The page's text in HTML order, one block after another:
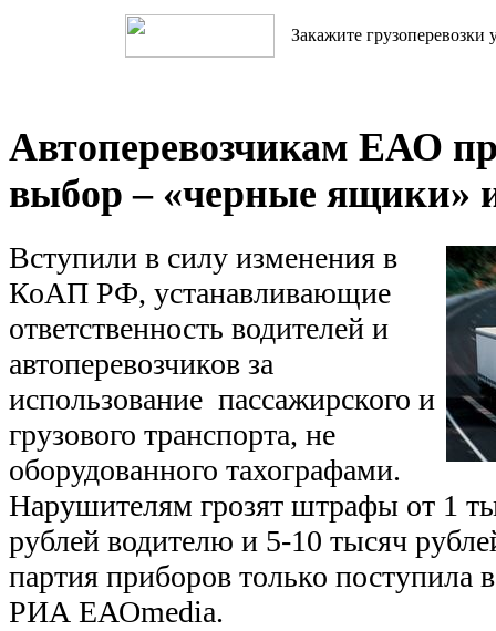
Закажите грузоперевозки
Автоперевозчикам ЕАО
выбор – «черные ящики»
Вступили в силу изменения в
КоАП РФ, устанавливающие
ответственность водителей и
автоперевозчиков за
использование пассажирского и
грузового транспорта, не
оборудованного тахографами.
Нарушителям грозят штрафы от 1
рублей водителю и 5-10 тысяч
партия приборов только
РИА ЕАОmedia.